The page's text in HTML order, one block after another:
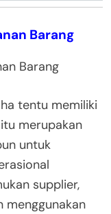
Barang
tentu memiliki
merupakan
untuk
supplier,
menggunakan